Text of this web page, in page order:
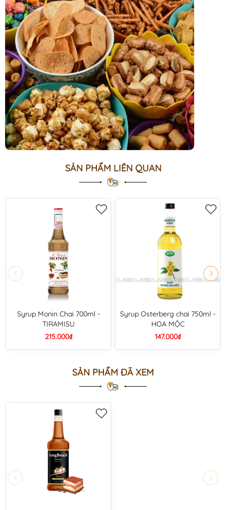
SẢN PHẨM LIÊN QUAN
Syrup Monin Chai 700ml -
TIRAMISU
215.000₫
Syrup Osterberg chai 750ml -
HOA MỘC
147.000₫
SẢN PHẨM ĐÃ XEM